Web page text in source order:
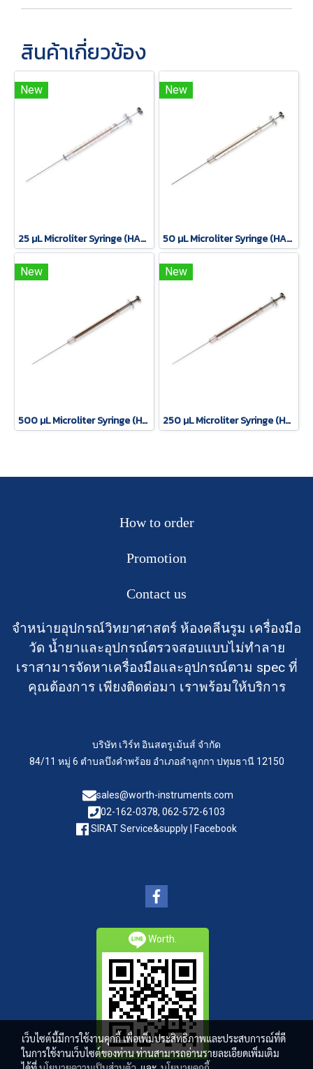
สินค้าเกี่ยวข้อง
New
25 µL Microliter Syringe (HAMILTON)
New
50 µL Microliter Syringe (HAMILTON)
New
500 µL Microliter Syringe (HAMILTON)
New
250 µL Microliter Syringe (HAMILTON)
How to order
Promotion
Contact us
จำหน่ายอุปกรณ์วิทยาศาสตร์ ห้องคลีนรูม เครื่องมือ
วัด น้ำยาและอุปกรณ์ตรวจสอบแบบไม่ทำลาย
เราสามารจัดหาเครื่องมือและอุปกรณ์ตาม spec ที่
คุณต้องการ เพียงติดต่อมา เราพร้อมให้บริการ
บริษัท เวิร์ท อินสตรูเม้นส์ จำกัด
84/11 หมู่ 6 ตำบลบึงคำพร้อย อำเภอลำลูกกา ปทุมธานี 12150
sales@worth-instruments.com
02-162-0378, 062-572-6103
SIRAT Service&supply | Facebook
Worth.
เว็บไซต์นี้มีการใช้งานคุกกี้ เพื่อเพิ่มประสิทธิภาพและประสบการณ์ที่ดี
ในการใช้งานเว็บไซต์ของท่าน ท่านสามารถอ่านรายละเอียดเพิ่มเติม